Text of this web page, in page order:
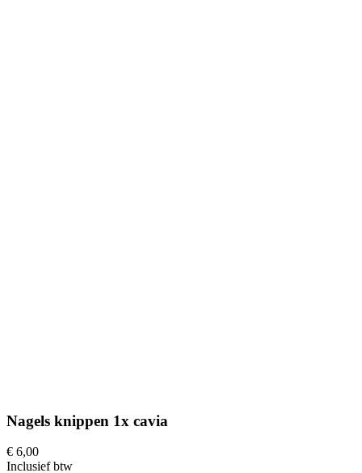
Nagels knippen 1x cavia
€ 6,00
Inclusief btw